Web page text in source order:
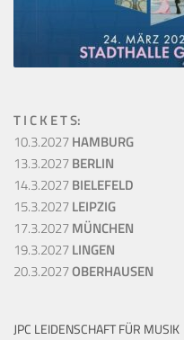
T I C K E T S:
10.3.2027HAMBURG
13.3.2027BERLIN
14.3.2027BIELEFELD
15.3.2027LEIPZIG
17.3.2027MÜNCHEN
19.3.2027LINGEN
20.3.2027OBERHAUSEN
JPC LEIDENSCHAFT FÜR MUSIK